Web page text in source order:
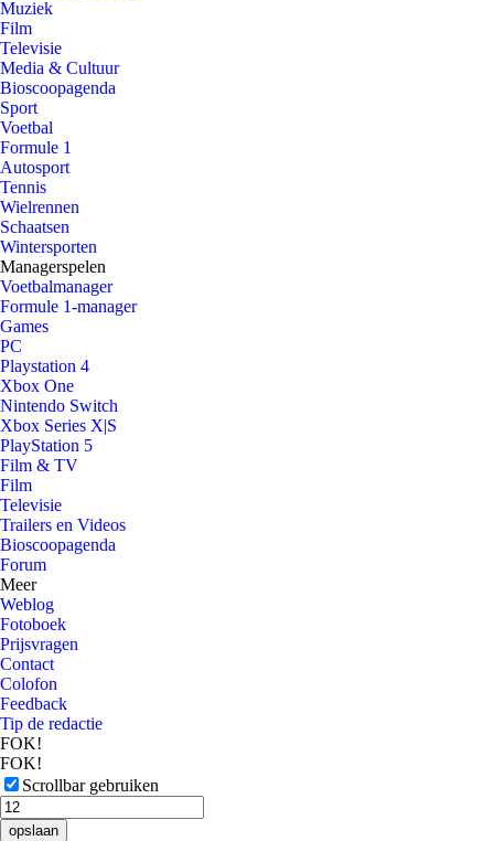
Muziek
Film
Televisie
Media & Cultuur
Bioscoopagenda
Sport
Voetbal
Formule 1
Autosport
Tennis
Wielrennen
Schaatsen
Wintersporten
Managerspelen
Voetbalmanager
Formule 1-manager
Games
PC
Playstation 4
Xbox One
Nintendo Switch
Xbox Series X|S
PlayStation 5
Film & TV
Film
Televisie
Trailers en Videos
Bioscoopagenda
Forum
Meer
Weblog
Fotoboek
Prijsvragen
Contact
Colofon
Feedback
Tip de redactie
FOK!
FOK!
Scrollbar gebruiken
opslaan